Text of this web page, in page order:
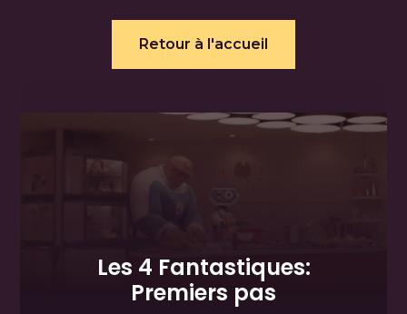
Retour à l'accueil
Les 4 Fantastiques:
Premiers pas